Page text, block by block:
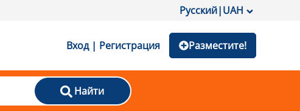
Русский|UAH
Вход | Регистрация Разместите!
Найти